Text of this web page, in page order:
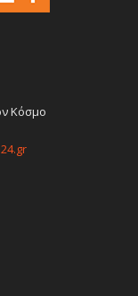
Κόσμο